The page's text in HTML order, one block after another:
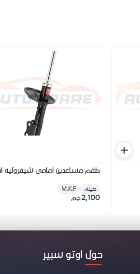
طقم مساعدين امامى شيفروليه
صيني M.K.F
2,100 ج.م
حول اوتو سبير